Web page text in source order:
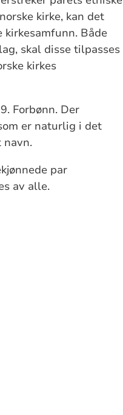
kirke, kan det
kirkesamfunn. Både
skal disse tilpasses
kirkes
Forbønn. Der
er naturlig i det
navn.
par
av alle.